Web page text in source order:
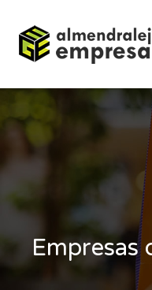
Empresas